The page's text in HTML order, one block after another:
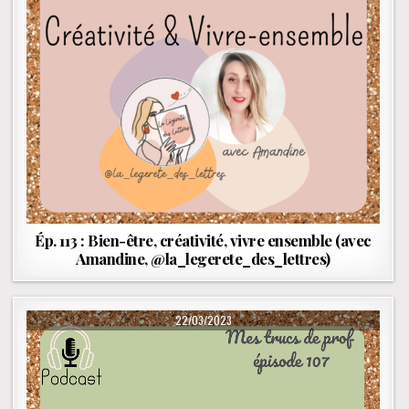
Ép. 113 : Bien-être, créativité, vivre ensemble (avec
Amandine, @la_legerete_des_lettres)
PUBLISHED DATE:
22/03/2023